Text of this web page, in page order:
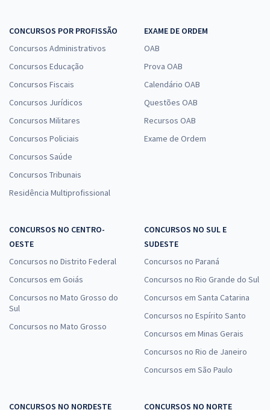
CONCURSOS POR PROFISSÃO
Concursos Administrativos
Concursos Educação
Concursos Fiscais
Concursos Jurídicos
Concursos Militares
Concursos Policiais
Concursos Saúde
Concursos Tribunais
Residência Multiprofissional
EXAME DE ORDEM
OAB
Prova OAB
Calendário OAB
Questões OAB
Recursos OAB
Exame de Ordem
CONCURSOS NO CENTRO-
OESTE
Concursos no Distrito Federal
Concursos em Goiás
Concursos no Mato Grosso do
Sul
Concursos no Mato Grosso
CONCURSOS NO SUL E
SUDESTE
Concursos no Paraná
Concursos no Rio Grande do Sul
Concursos em Santa Catarina
Concursos no Espírito Santo
Concursos em Minas Gerais
Concursos no Rio de Janeiro
Concursos em São Paulo
CONCURSOS NO NORDESTE
CONCURSOS NO NORTE